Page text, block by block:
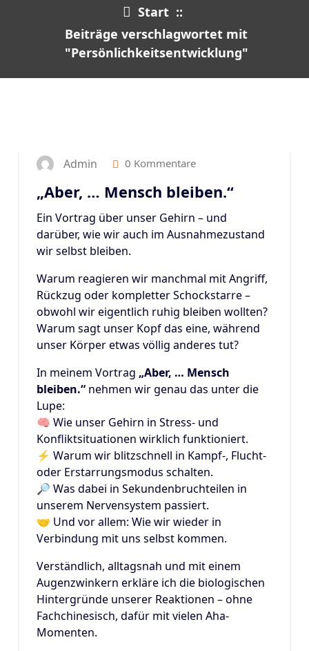
Start ::
Beiträge verschlagwortet mit
"Persönlichkeitsentwicklung"
Admin 0 Kommentare
„Aber, … Mensch bleiben.“
Ein Vortrag über unser Gehirn – und
darüber, wie wir auch im Ausnahmezustand
wir selbst bleiben.
Warum reagieren wir manchmal mit Angriff,
Rückzug oder kompletter Schockstarre –
obwohl wir eigentlich ruhig bleiben wollten?
Warum sagt unser Kopf das eine, während
unser Körper etwas völlig anderes tut?
In meinem Vortrag „Aber, … Mensch
bleiben.“ nehmen wir genau das unter die
Lupe:
🧠 Wie unser Gehirn in Stress- und
Konfliktsituationen wirklich funktioniert.
⚡ Warum wir blitzschnell in Kampf-, Flucht-
oder Erstarrungsmodus schalten.
🔎 Was dabei in Sekundenbruchteilen in
unserem Nervensystem passiert.
🤝 Und vor allem: Wie wir wieder in
Verbindung mit uns selbst kommen.
Verständlich, alltagsnah und mit einem
Augenzwinkern erkläre ich die biologischen
Hintergründe unserer Reaktionen – ohne
Fachchinesisch, dafür mit vielen Aha-
Momenten.